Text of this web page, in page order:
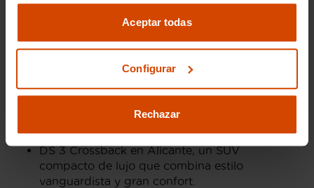
Aceptar todas
Configurar
Rechazar
En Alicante puedes encontrar una cuidada
selección de modelos DS de segunda mano, una
marca que destaca por su diseño elegante y
acabados premium. Estos coches son ideales
para quienes buscan distinción y tecnología en
DS 3 Crossback en Alicante, un SUV
compacto de lujo que combina estilo
vanguardista y gran confort.